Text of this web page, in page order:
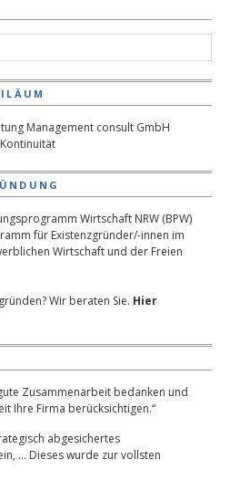
Wirtschaft NRW (BPW)
für Existenzgründer/-innen im
Wirtschaft und der Freien
Wir beraten Sie. Hier
Zusammenarbeit bedanken und
Ihre Firma berücksichtigen.“
abgesichertes
… Dieses wurde zur vollsten